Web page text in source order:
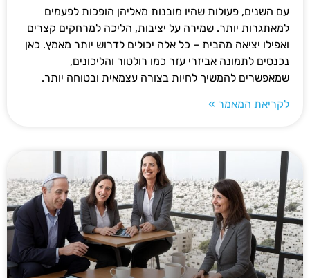
עם השנים, פעולות שהיו מובנות מאליהן הופכות לפעמים
למאתגרות יותר. שמירה על יציבות, הליכה למרחקים קצרים
ואפילו יציאה מהבית – כל אלה יכולים לדרוש יותר מאמץ. כאן
נכנסים לתמונה אביזרי עזר כמו רולטור והליכונים,
שמאפשרים להמשיך לחיות בצורה עצמאית ובטוחה יותר.
לקריאת המאמר »